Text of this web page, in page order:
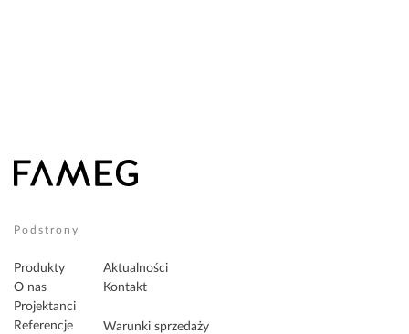
Podstrony
Produkty
O nas
Projektanci
Referencje
Aktualności
Kontakt
Warunki sprzedaży